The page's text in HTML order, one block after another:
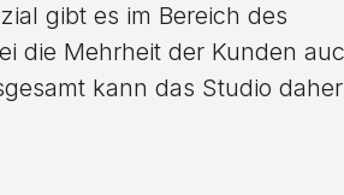
gibt es im Bereich des
die Mehrheit der Kunden
kann das Studio daher